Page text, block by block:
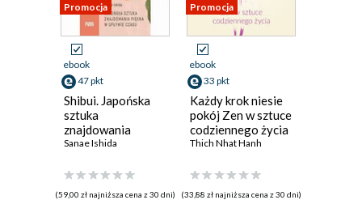
Promocja
ebook
47 pkt
Shibui. Japońska
sztuka
znajdowania
piękna w upływie
Sanae Ishida
(59,00 zł najniższa cena z 30 dni)
Promocja
ebook
33 pkt
Każdy krok niesie
pokój Zen w sztuce
codziennego życia
Thich Nhat Hanh
(33,88 zł najniższa cena z 30 dni)